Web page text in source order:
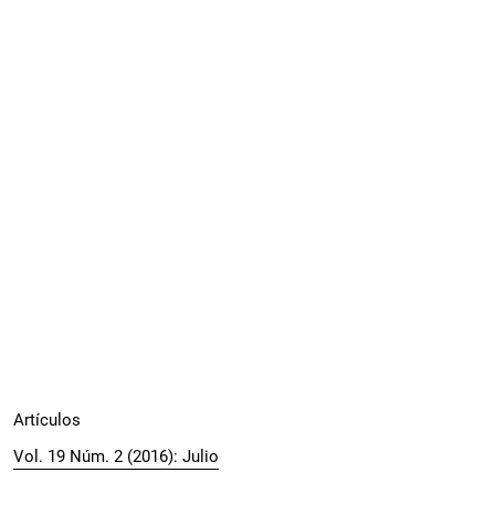
Artículos
Vol. 19 Núm. 2 (2016): Julio